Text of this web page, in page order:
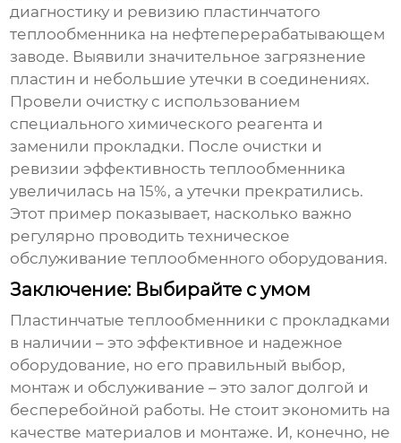
диагностику и ревизию пластинчатого
теплообменника на нефтеперерабатывающем
заводе. Выявили значительное загрязнение
пластин и небольшие утечки в соединениях.
Провели очистку с использованием
специального химического реагента и
заменили прокладки. После очистки и
ревизии эффективность теплообменника
увеличилась на 15%, а утечки прекратились.
Этот пример показывает, насколько важно
регулярно проводить техническое
обслуживание теплообменного оборудования.
Заключение: Выбирайте с умом
Пластинчатые теплообменники с прокладками
в наличии – это эффективное и надежное
оборудование, но его правильный выбор,
монтаж и обслуживание – это залог долгой и
бесперебойной работы. Не стоит экономить на
качестве материалов и монтаже. И, конечно, не